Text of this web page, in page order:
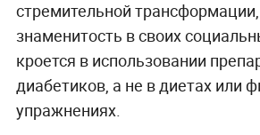
стремительной
знаменитость в своих
кроется в использовании
диабетиков, а не в диетах или
упражнениях.